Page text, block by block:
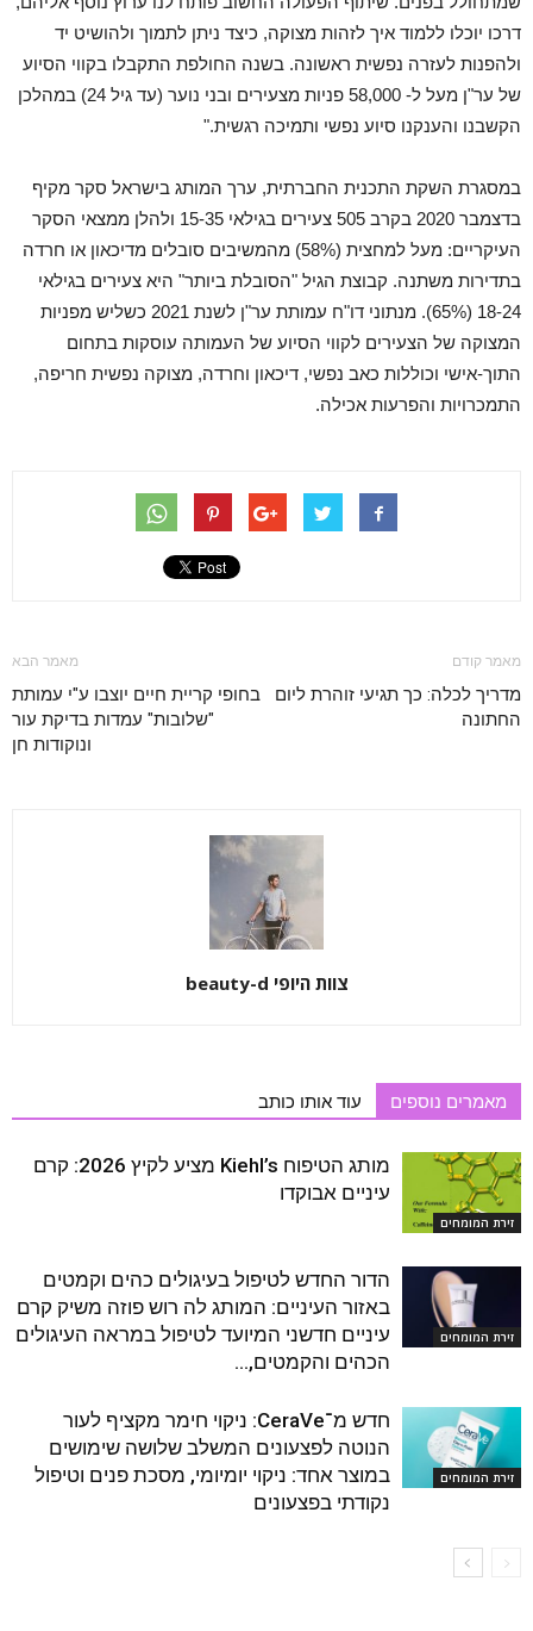
דרכו יוכלו ללמוד איך לזהות מצוקה, כיצד ניתן לתמוך ולהושיט יד
ולהפנות לעזרה נפשית ראשונה. בשנה החולפת התקבלו בקווי הסיוע
של ער"ן מעל ל- 58,000 פניות מצעירים ובני נוער (עד גיל 24) במהלכן
הקשבנו והענקנו סיוע נפשי ותמיכה רגשית."
במסגרת השקת התכנית החברתית, ערך המותג בישראל סקר מקיף
בדצמבר 2020 בקרב 505 צעירים בגילאי 15-35 ולהלן ממצאי הסקר
העיקריים: מעל למחצית (58%) מהמשיבים סובלים מדיכאון או חרדה
בתדירות משתנה. קבוצת הגיל "הסובלת ביותר" היא צעירים בגילאי
18-24 (65%). מנתוני דו"ח עמותת ער"ן לשנת 2021 כשליש מפניות
המצוקה של הצעירים לקווי הסיוע של העמותה עוסקות בתחום
התוך-אישי וכוללות כאב נפשי, דיכאון וחרדה, מצוקה נפשית חריפה,
התמכרויות והפרעות אכילה.
מאמר קודם
מדריך לכלה: כך תגיעי זוהרת ליום
החתונה
מאמר הבא
בחופי קריית חיים יוצבו ע"י עמותת
"שלובות" עמדות בדיקת עור
ונוקודות חן
צוות היופי beauty-d
מאמרים נוספים עוד אותו כותב
זירת המומחים
מותג הטיפוח Kiehl’s מציע לקיץ 2026: קרם
עיניים אבוקדו
זירת המומחים
הדור החדש לטיפול בעיגולים כהים וקמטים
באזור העיניים: המותג לה רוש פוזה משיק קרם
עיניים חדשני המיועד לטיפול במראה העיגולים
הכהים והקמטים,...
זירת המומחים
חדש מ־CeraVe: ניקוי חימר מקציף לעור
הנוטה לפצעונים המשלב שלושה שימושים
במוצר אחד: ניקוי יומיומי, מסכת פנים וטיפול
נקודתי בפצעונים